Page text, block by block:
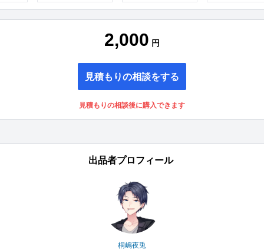
2,000 円
見積もりの相談をする
見積もりの相談後に購入できます
出品者プロフィール
桐嶋夜兎